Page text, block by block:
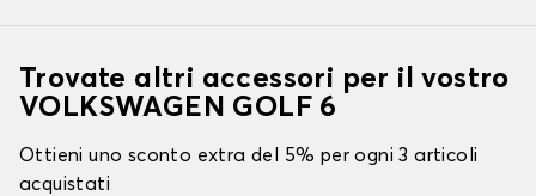
Trovate altri accessori per il vostro
VOLKSWAGEN GOLF 6
Ottieni uno sconto extra del 5% per ogni 3 articoli
acquistati